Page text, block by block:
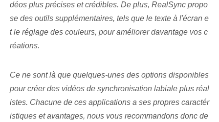
déos plus précises et crédibles. De plus, RealSync propo
se des outils supplémentaires, tels que le texte à l'écran e
t le réglage des couleurs, pour améliorer davantage vos c
réations.
Ce ne sont là que quelques-unes des options disponibles
pour créer des vidéos de synchronisation labiale plus réal
istes. Chacune de ces applications a ses propres caractér
istiques et avantages, nous vous recommandons donc de